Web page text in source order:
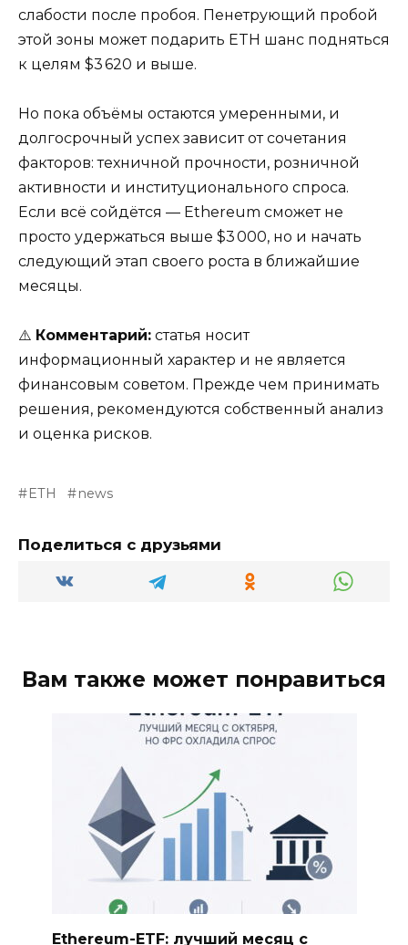
слабости после пробоя. Пенетрующий пробой
этой зоны может подарить ETH шанс подняться
к целям $3 620 и выше.
Но пока объёмы остаются умеренными, и
долгосрочный успех зависит от сочетания
факторов: техничной прочности, розничной
активности и институционального спроса.
Если всё сойдётся — Ethereum сможет не
просто удержаться выше $3 000, но и начать
следующий этап своего роста в ближайшие
месяцы.
⚠️ Комментарий: статья носит
информационный характер и не является
финансовым советом. Прежде чем принимать
решения, рекомендуются собственный анализ
и оценка рисков.
ETH news
Поделиться с друзьями
Вам также может понравиться
Ethereum-ETF: лучший месяц с